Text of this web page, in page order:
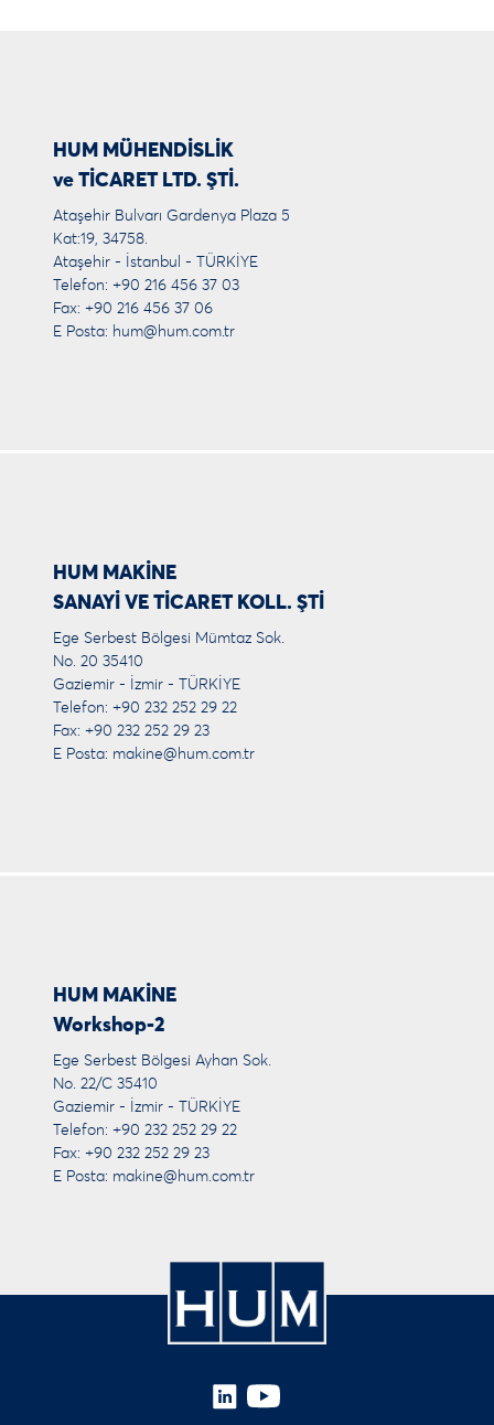
HUM MÜHENDİSLİK
ve TİCARET LTD. ŞTİ.
Ataşehir Bulvarı Gardenya Plaza 5
Kat:19, 34758.
Ataşehir - İstanbul - TÜRKİYE
Telefon: +90 216 456 37 03
Fax: +90 216 456 37 06
E Posta: hum@hum.com.tr
HUM MAKİNE
SANAYİ VE TİCARET KOLL. ŞTİ
Ege Serbest Bölgesi Mümtaz Sok.
No. 20 35410
Gaziemir - İzmir - TÜRKİYE
Telefon: +90 232 252 29 22
Fax: +90 232 252 29 23
E Posta: makine@hum.com.tr
HUM MAKİNE
Workshop-2
Ege Serbest Bölgesi Ayhan Sok.
No. 22/C 35410
Gaziemir - İzmir - TÜRKİYE
Telefon: +90 232 252 29 22
Fax: +90 232 252 29 23
E Posta: makine@hum.com.tr